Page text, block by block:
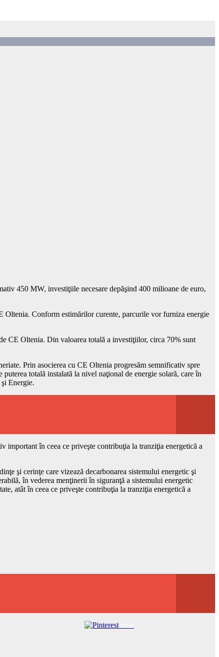
450 MW, investiţiile necesare depăşind 400 milioane de euro,
Oltenia. Conform estimărilor curente, parcurile vor furniza energie
CE Oltenia. Din valoarea totală a investiţiilor, circa 70% sunt
Prin asocierea cu CE Oltenia progresăm semnificativ spre
totală instalată la nivel naţional de energie solară, care în
Energie.
în ceea ce priveşte contribuţia la tranziţia energetică a
şi cerinţe care vizează decarbonarea sistemului energetic şi
în vederea menţinerii în siguranţă a sistemului energetic
atât în ceea ce priveşte contribuţia la tranziţia energetică a